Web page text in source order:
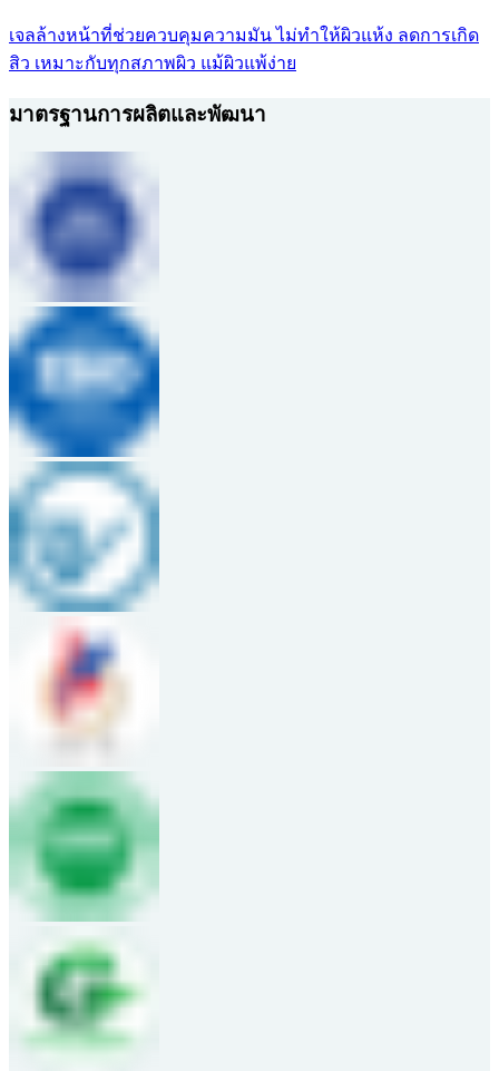
เจลล้างหน้าที่ช่วยควบคุมความมัน ไม่ทำให้ผิวแห้ง ลดการเกิด
สิว เหมาะกับทุกสภาพผิว แม้ผิวแพ้ง่าย
มาตรฐานการผลิตและพัฒนา